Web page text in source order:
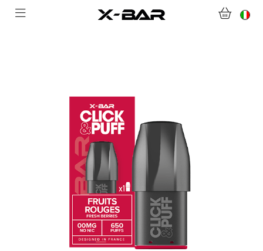
COLLECTIONS
DOMANDE FREQUENTI
DIVENTA UN GROSSISTA X-BAR
IL MIO ACCOUNT